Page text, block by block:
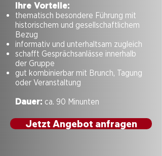
Ihre Vorteile:
thematisch besondere Führung mit
historischem und gesellschaftlichem
Bezug
informativ und unterhaltsam zugleich
schafft Gesprächsanlässe innerhalb
der Gruppe
gut kombinierbar mit Brunch, Tagung
oder Veranstaltung
Dauer: ca. 90 Minunten
Jetzt Angebot anfragen